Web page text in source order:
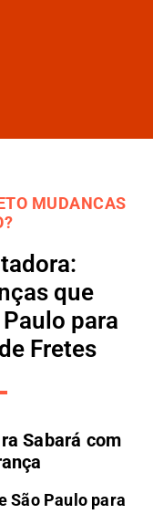
MUDANCAS
que
para
Fretes
Sabará com
São Paulo para